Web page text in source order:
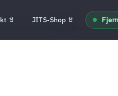
JITS-Shop
konkurrencedygtige priser,